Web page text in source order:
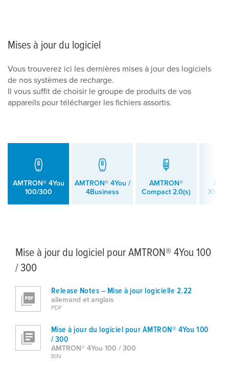
Mises à jour du logiciel
Vous trouverez ici les dernières mises à jour des logiciels
de nos systèmes de recharge.
Il vous suffit de choisir le groupe de produits de vos
appareils pour télécharger les fichiers assortis.
AMTRON® 4You
100/300
AMTRON® 4You /
4Business
AMTRON®
Compact 2.0(s)
Xtra/
Mise à jour du logiciel pour AMTRON® 4You 100
/ 300
Release Notes – Mise à jour logicielle 2.22
allemand et anglais
PDF
Mise à jour du logiciel pour AMTRON® 4You 100
/ 300
AMTRON® 4You 100 / 300
BIN